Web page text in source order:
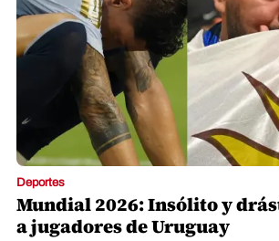
Definidos: así quedaron
de dieciseisavos del Mundial
Redacción La Prensa